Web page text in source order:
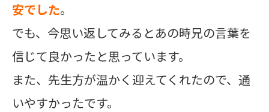
安でした。
でも、今思い返してみるとあの時兄の言葉を
信じて良かったと思っています。
また、先生方が温かく迎えてくれたので、通
いやすかったです。